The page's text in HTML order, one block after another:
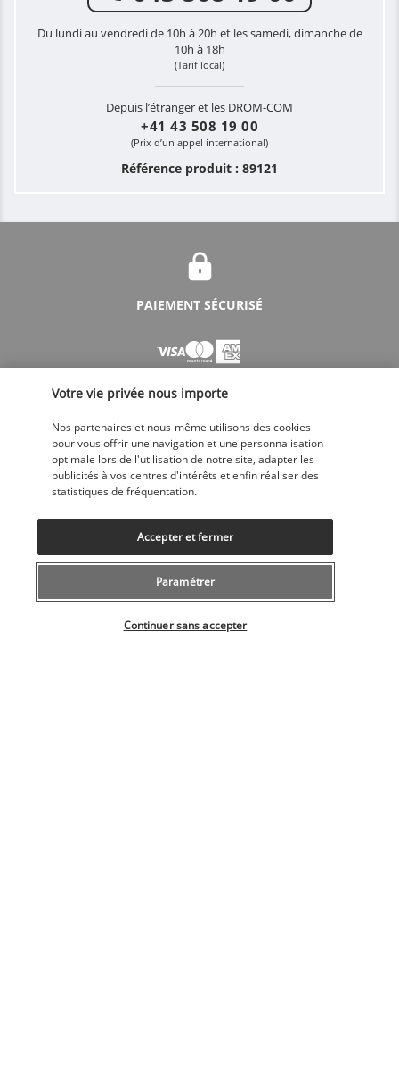
Du lundi au vendredi de 10h à 20h et les samedi, dimanche de
10h à 18h
(Tarif local)
Depuis l’étranger et les DROM-COM
+41 43 508 19 00
(Prix d’un appel international)
Référence produit : 89121
PAIEMENT SÉCURISÉ
SUIVEZ-NOUS
CONTACTEZ-NOUS
043 508 19 00
Votre vie privée nous importe
Nos partenaires et nous-même utilisons des cookies
pour vous offrir une navigation et une personnalisation
optimale lors de l'utilisation de notre site, adapter les
publicités à vos centres d'intérêts et enfin réaliser des
statistiques de fréquentation.
Paramétrer
Continuer sans accepter
Accepter et fermer